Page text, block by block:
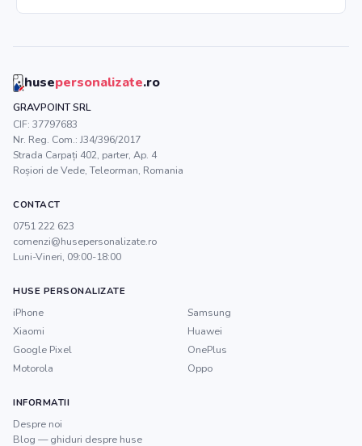
husepersonalizate.ro
GRAVPOINT SRL
CIF: 37797683
Nr. Reg. Com.: J34/396/2017
Strada Carpați 402, parter, Ap. 4
Roșiori de Vede,Teleorman, Romania
CONTACT
0751 222 623
comenzi@husepersonalizate.ro
Luni-Vineri, 09:00-18:00
HUSE PERSONALIZATE
iPhone
Samsung
Xiaomi
Huawei
Google Pixel
OnePlus
Motorola
Oppo
INFORMATII
Despre noi
Blog — ghiduri despre huse